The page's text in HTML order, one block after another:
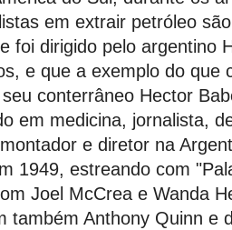
em extrair petróleo
foi dirigido pelo argentino
e que a exemplo do que
conterrâneo Hector
em medicina, jornalista,
e diretor na
1949, estreando com
Joel McCrea e Wanda
também Anthony Quinn e